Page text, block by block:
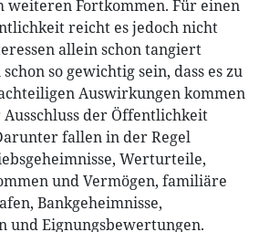
weiteren Fortkommen. Für einen
reicht es jedoch nicht
allein schon tangiert
so gewichtig sein, dass es zu
Auswirkungen kommen
der Öffentlichkeit
fallen in der Regel
Werturteile,
und Vermögen, familiäre
Bankgeheimnisse,
und Eignungsbewertungen.